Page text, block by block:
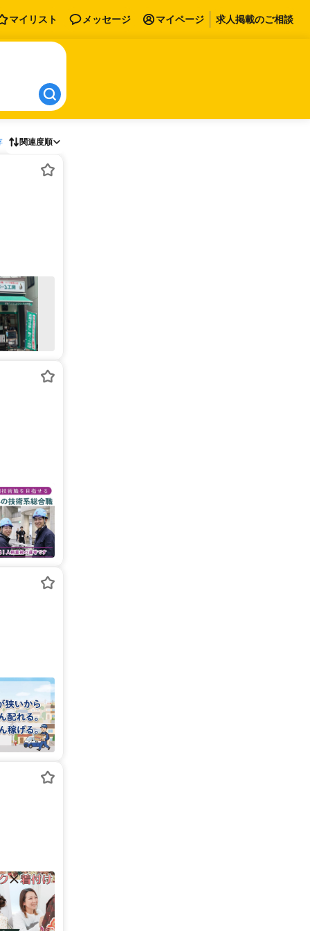
マイリスト メッセージ マイページ 求人掲載のご相談
関連度順